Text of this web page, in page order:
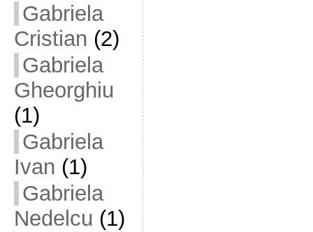
Gabriela
Cristian (2)
Gabriela
Gheorghiu
(1)
Gabriela
Ivan (1)
Gabriela
Nedelcu (1)